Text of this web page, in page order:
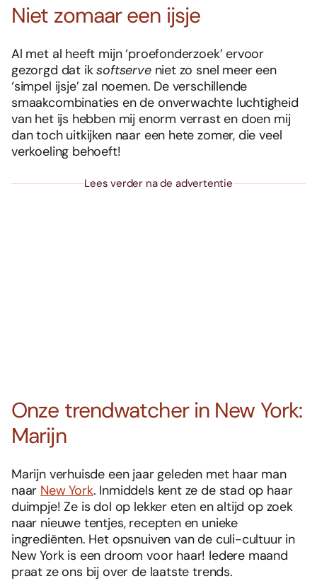
Niet zomaar een ijsje
Al met al heeft mijn ‘proefonderzoek’ ervoor
gezorgd dat iksoftserveniet zo snel meer een
‘simpel ijsje’ zal noemen. De verschillende
smaakcombinaties en de onverwachte luchtigheid
van het ijs hebben mij enorm verrast en doen mij
dan toch uitkijken naar een hete zomer, die veel
verkoeling behoeft!
Lees verder na de advertentie
Onze trendwatcher in New York:
Marijn
Marijn verhuisde een jaar geleden met haar man
naar New York. Inmiddels kent ze de stad op haar
duimpje! Ze is dol op lekker eten en altijd op zoek
naar nieuwe tentjes, recepten en unieke
ingrediënten. Het opsnuiven van de culi-cultuur in
New York is een droom voor haar! Iedere maand
praat ze ons bij over de laatste trends.